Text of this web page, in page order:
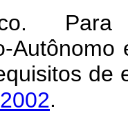
Para
de
.